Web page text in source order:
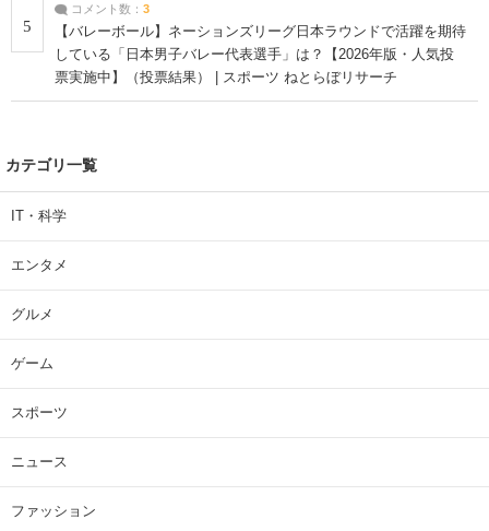
5
コメント数： 3
【バレーボール】ネーションズリーグ日本ラウンドで活躍を期待
している「日本男子バレー代表選手」は？【2026年版・人気投
票実施中】（投票結果） | スポーツ ねとらぼリサーチ
カテゴリ一覧
IT・科学
エンタメ
グルメ
ゲーム
スポーツ
ニュース
ファッション